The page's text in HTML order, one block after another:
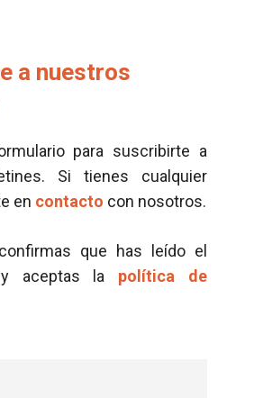
a nuestros
para suscribirte a
Si tienes cualquier
en contacto con nosotros.
que has leído el
aceptas la política de